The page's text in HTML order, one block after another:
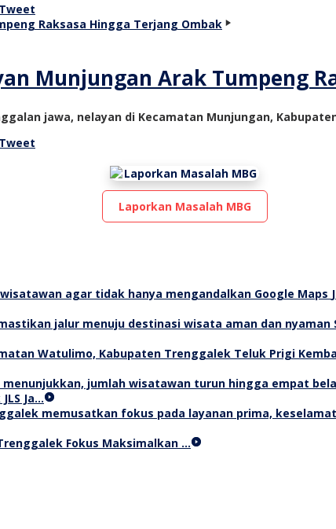
Tweet
Munjungan Arak Tumpeng
jawa, nelayan di Kecamatan Munjungan,
Tweet
Laporkan Masalah MBG
Teluk Prigi
Ja…
Fokus Maksimalkan …